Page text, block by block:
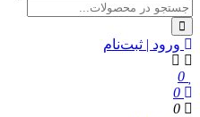
ورود | ثبت‌نام
0
0
0